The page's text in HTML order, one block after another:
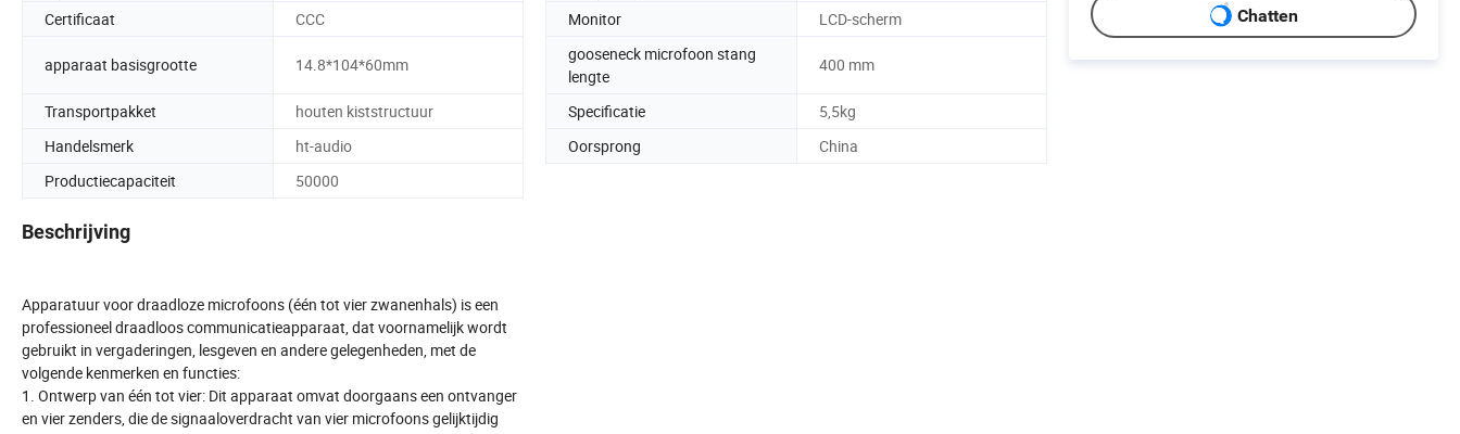
Certificaat
CCC Monitor LCD-scherm
apparaat basisgrootte 14.8*104*60mm
gooseneck microfoon stang
lengte
400 mm
Transportpakket houten kiststructuur Specificatie
5,5kg
Handelsmerk
ht-audio Oorsprong
China
Productiecapaciteit
50000
Beschrijving
Apparatuur voor draadloze microfoons (één tot vier zwanenhals) is een
professioneel draadloos communicatieapparaat, dat voornamelijk wordt
gebruikt in vergaderingen, lesgeven en andere gelegenheden, met de
volgende kenmerken en functies:
1. Ontwerp van één tot vier: Dit apparaat omvat doorgaans een ontvanger
en vier zenders, die de signaaloverdracht van vier microfoons gelijktijdig
Chatten